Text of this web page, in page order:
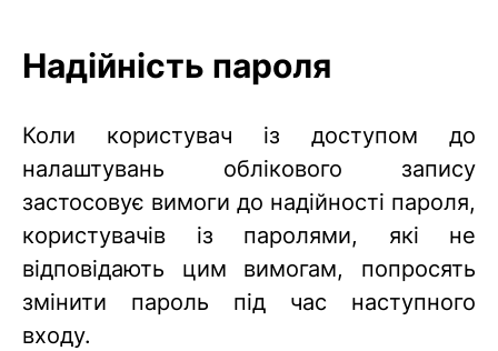
Надійність пароля
Коли користувач із доступом до
налаштувань облікового запису
застосовує вимоги до надійності пароля,
користувачів із паролями, які не
відповідають цим вимогам, попросять
змінити пароль під час наступного
входу.